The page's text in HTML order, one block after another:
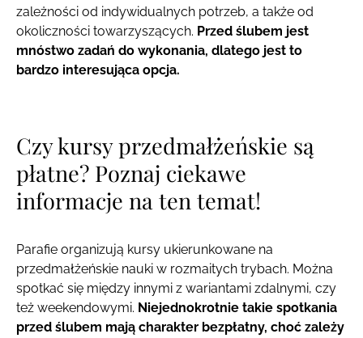
zależności od indywidualnych potrzeb, a także od
okoliczności towarzyszących. Przed ślubem jest
mnóstwo zadań do wykonania, dlatego jest to
bardzo interesująca opcja.
Czy kursy przedmałżeńskie są
płatne? Poznaj ciekawe
informacje na ten temat!
Parafie organizują kursy ukierunkowane na
przedmałżeńskie nauki w rozmaitych trybach. Można
spotkać się między innymi z wariantami zdalnymi, czy
też weekendowymi. Niejednokrotnie takie spotkania
przed ślubem mają charakter bezpłatny, choć zależy